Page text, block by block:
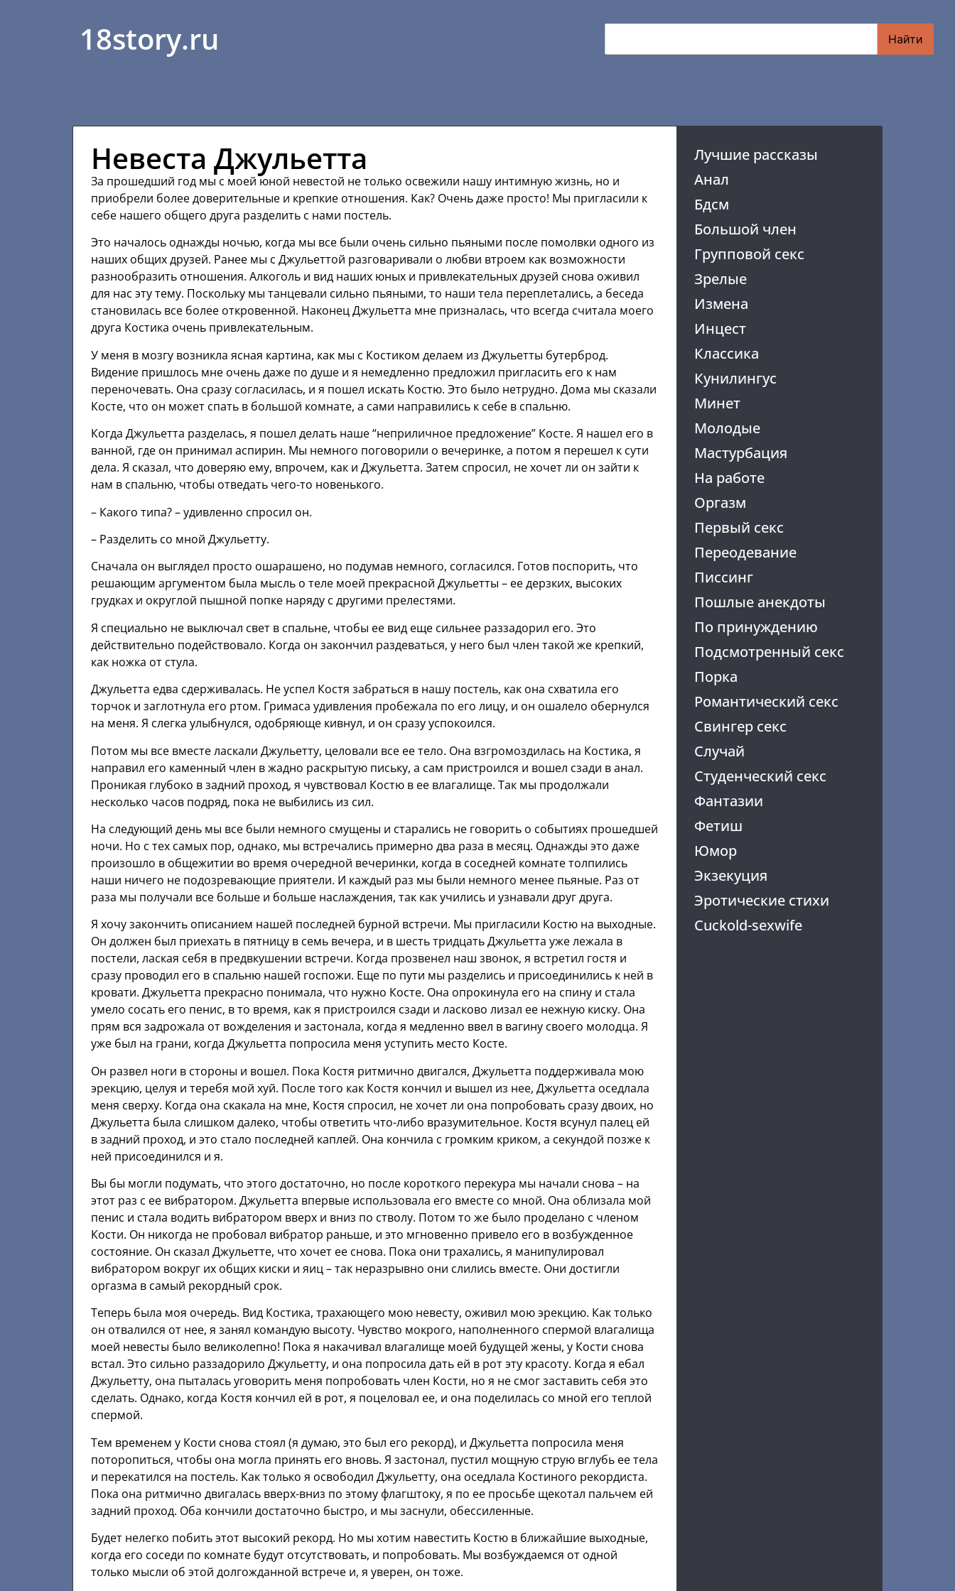
18story.ru Найти
Лучшие рассказы
Анал
Бдсм
Большой член
Групповой секс
Зрелые
Измена
Инцест
Классика
Кунилингус
Минет
Молодые
Мастурбация
На работе
Оргазм
Первый секс
Переодевание
Писсинг
Пошлые анекдоты
По принуждению
Подсмотренный секс
Порка
Романтический секс
Свингер секс
Случай
Студенческий секс
Фантазии
Фетиш
Юмор
Экзекуция
Эротические стихи
Cuckold-sexwife
Невеста Джульетта
За прошедший год мы с моей юной невестой не только освежили нашу интимную жизнь, но и
приобрели более доверительные и крепкие отношения. Как? Очень даже просто! Мы пригласили к
себе нашего общего друга разделить с нами постель.
Это началось однажды ночью, когда мы все были очень сильно пьяными после помолвки одного из
наших общих друзей. Ранее мы с Джульеттой разговаривали о любви втроем как возможности
разнообразить отношения. Алкоголь и вид наших юных и привлекательных друзей снова оживил
для нас эту тему. Поскольку мы танцевали сильно пьяными, то наши тела переплетались, а беседа
становилась все более откровенной. Наконец Джульетта мне призналась, что всегда считала моего
друга Костика очень привлекательным.
У меня в мозгу возникла ясная картина, как мы с Костиком делаем из Джульетты бутерброд.
Видение пришлось мне очень даже по душе и я немедленно предложил пригласить его к нам
переночевать. Она сразу согласилась, и я пошел искать Костю. Это было нетрудно. Дома мы сказали
Косте, что он может спать в большой комнате, а сами направились к себе в спальню.
Когда Джульетта разделась, я пошел делать наше “неприличное предложение” Косте. Я нашел его в
ванной, где он принимал аспирин. Мы немного поговорили о вечеринке, а потом я перешел к сути
дела. Я сказал, что доверяю ему, впрочем, как и Джульетта. Затем спросил, не хочет ли он зайти к
нам в спальню, чтобы отведать чего-то новенького.
– Какого типа? – удивленно спросил он.
– Разделить со мной Джульетту.
Сначала он выглядел просто ошарашено, но подумав немного, согласился. Готов поспорить, что
решающим аргументом была мысль о теле моей прекрасной Джульетты – ее дерзких, высоких
грудках и округлой пышной попке наряду с другими прелестями.
Я специально не выключал свет в спальне, чтобы ее вид еще сильнее раззадорил его. Это
действительно подействовало. Когда он закончил раздеваться, у него был член такой же крепкий,
как ножка от стула.
Джульетта едва сдерживалась. Не успел Костя забраться в нашу постель, как она схватила его
торчок и заглотнула его ртом. Гримаса удивления пробежала по его лицу, и он ошалело обернулся
на меня. Я слегка улыбнулся, одобряюще кивнул, и он сразу успокоился.
Потом мы все вместе ласкали Джульетту, целовали все ее тело. Она взгромоздилась на Костика, я
направил его каменный член в жадно раскрытую письку, а сам пристроился и вошел сзади в анал.
Проникая глубоко в задний проход, я чувствовал Костю в ее влагалище. Так мы продолжали
несколько часов подряд, пока не выбились из сил.
На следующий день мы все были немного смущены и старались не говорить о событиях прошедшей
ночи. Но с тех самых пор, однако, мы встречались примерно два раза в месяц. Однажды это даже
произошло в общежитии во время очередной вечеринки, когда в соседней комнате толпились
наши ничего не подозревающие приятели. И каждый раз мы были немного менее пьяные. Раз от
раза мы получали все больше и больше наслаждения, так как учились и узнавали друг друга.
Я хочу закончить описанием нашей последней бурной встречи. Мы пригласили Костю на выходные.
Он должен был приехать в пятницу в семь вечера, и в шесть тридцать Джульетта уже лежала в
постели, лаская себя в предвкушении встречи. Когда прозвенел наш звонок, я встретил гостя и
сразу проводил его в спальню нашей госпожи. Еще по пути мы разделись и присоединились к ней в
кровати. Джульетта прекрасно понимала, что нужно Косте. Она опрокинула его на спину и стала
умело сосать его пенис, в то время, как я пристроился сзади и ласково лизал ее нежную киску. Она
прям вся задрожала от вожделения и застонала, когда я медленно ввел в вагину своего молодца. Я
уже был на грани, когда Джульетта попросила меня уступить место Косте.
Он развел ноги в стороны и вошел. Пока Костя ритмично двигался, Джульетта поддерживала мою
эрекцию, целуя и теребя мой хуй. После того как Костя кончил и вышел из нее, Джульетта оседлала
меня сверху. Когда она скакала на мне, Костя спросил, не хочет ли она попробовать сразу двоих, но
Джульетта была слишком далеко, чтобы ответить что-либо вразумительное. Костя всунул палец ей
в задний проход, и это стало последней каплей. Она кончила с громким криком, а секундой позже к
ней присоединился и я.
Вы бы могли подумать, что этого достаточно, но после короткого перекура мы начали снова – на
этот раз с ее вибратором. Джульетта впервые использовала его вместе со мной. Она облизала мой
пенис и стала водить вибратором вверх и вниз по стволу. Потом то же было проделано с членом
Кости. Он никогда не пробовал вибратор раньше, и это мгновенно привело его в возбужденное
состояние. Он сказал Джульетте, что хочет ее снова. Пока они трахались, я манипулировал
вибратором вокруг их общих киски и яиц – так неразрывно они слились вместе. Они достигли
оргазма в самый рекордный срок.
Теперь была моя очередь. Вид Костика, трахающего мою невесту, оживил мою эрекцию. Как только
он отвалился от нее, я занял командую высоту. Чувство мокрого, наполненного спермой влагалища
моей невесты было великолепно! Пока я накачивал влагалище моей будущей жены, у Кости снова
встал. Это сильно раззадорило Джульетту, и она попросила дать ей в рот эту красоту. Когда я ебал
Джульетту, она пыталась уговорить меня попробовать член Кости, но я не смог заставить себя это
сделать. Однако, когда Костя кончил ей в рот, я поцеловал ее, и она поделилась со мной его теплой
спермой.
Тем временем у Кости снова стоял (я думаю, это был его рекорд), и Джульетта попросила меня
поторопиться, чтобы она могла принять его вновь. Я застонал, пустил мощную струю вглубь ее тела
и перекатился на постель. Как только я освободил Джульетту, она оседлала Костиного рекордиста.
Пока она ритмично двигалась ввеpх-вниз по этому флагштоку, я по ее просьбе щекотал пальчем ей
задний проход. Оба кончили достаточно быстро, и мы заснули, обессиленные.
Будет нелегко побить этот высокий рекорд. Hо мы хотим навестить Костю в ближайшие выходные,
когда его соседи по комнате будут отсутствовать, и попробовать. Мы возбуждаемся от одной
только мысли об этой долгожданной встрече и, я уверен, он тоже.